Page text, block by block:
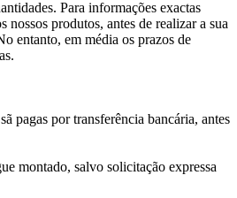
Para informações exactas
nossos produtos, antes de realizar a sua
entanto, em média os prazos de
pagas por transferência bancária, antes
montado, salvo solicitação expressa